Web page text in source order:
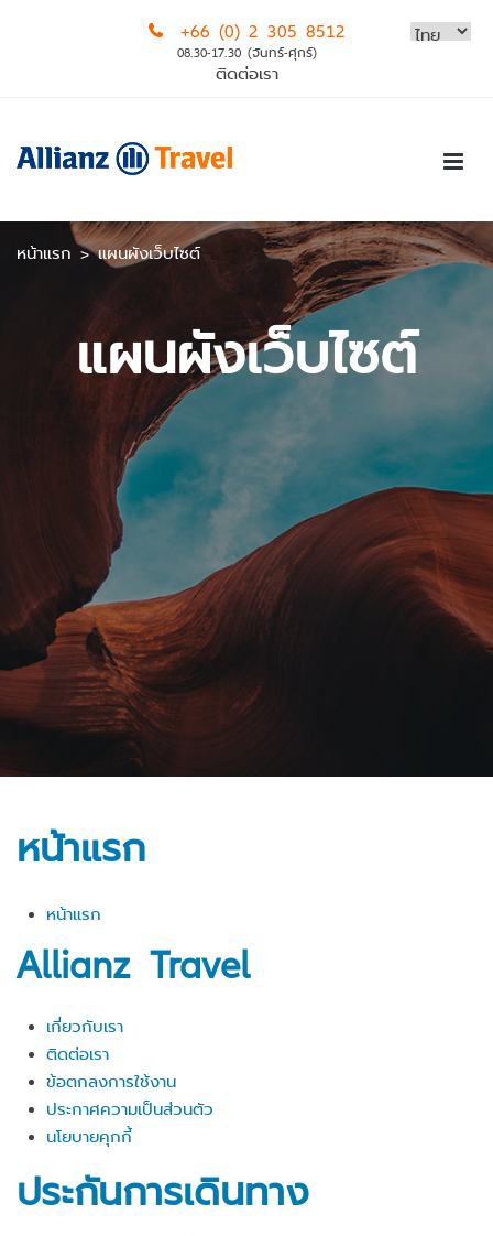
+66 (0) 2 305 8512
08.30-17.30 (จันทร์-ศุกร์)
ติดต่อเรา
หน้าแรก >แผนผังเว็บไซต์
แผนผังเว็บไซต์
หน้าแรก
หน้าแรก
Allianz Travel
เกี่ยวกับเรา
ติดต่อเรา
ข้อตกลงการใช้งาน
ประกาศความเป็นส่วนตัว
นโยบายคุกกี้
ประกันการเดินทาง